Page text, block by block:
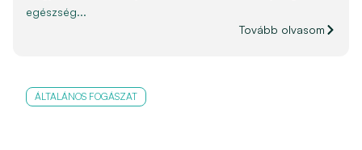
egészség...
Tovább olvasom
ÁLTALÁNOS FOGÁSZAT